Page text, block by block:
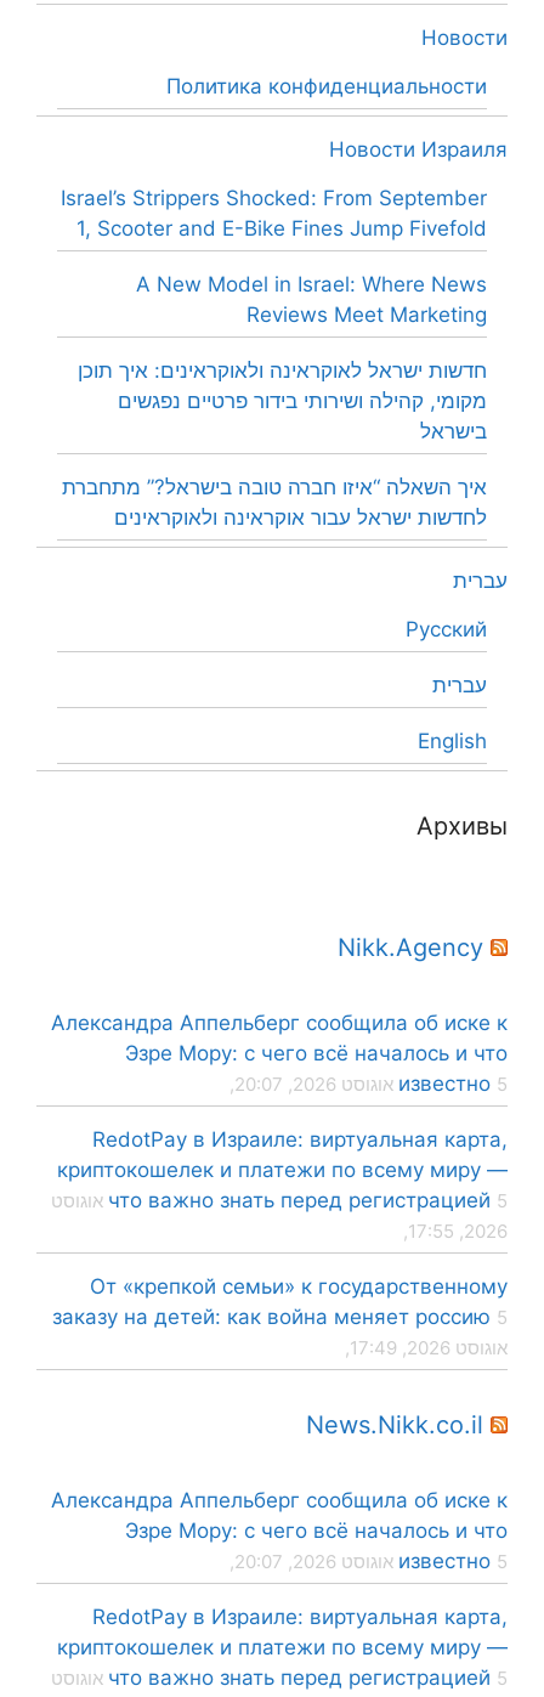
Новости
Политика конфиденциальности
Новости Израиля
Israel’s Strippers Shocked: From September
1, Scooter and E-Bike Fines Jump Fivefold
A New Model in Israel: Where News
Reviews Meet Marketing
חדשות ישראל לאוקראינה ולאוקראינים: איך תוכן
מקומי, קהילה ושירותי בידור פרטיים נפגשים
בישראל
איך השאלה “איזו חברה טובה בישראל?” מתחברת
לחדשות ישראל עבור אוקראינה ולאוקראינים
עברית
Русский
עברית
English
Архивы
Nikk.Agency
Александра Аппельберг сообщила об иске к
Эзре Мору: с чего всё началось и что
известно 5 אוגוסט 2026, 20:07,
RedotPay в Израиле: виртуальная карта,
криптокошелек и платежи по всему миру —
что важно знать перед регистрацией 5 אוגוסט
2026, 17:55,
От «крепкой семьи» к государственному
заказу на детей: как война меняет россию 5
אוגוסט 2026, 17:49,
News.Nikk.co.il
Александра Аппельберг сообщила об иске к
Эзре Мору: с чего всё началось и что
известно 5 אוגוסט 2026, 20:07,
RedotPay в Израиле: виртуальная карта,
криптокошелек и платежи по всему миру —
что важно знать перед регистрацией 5 אוגוסט